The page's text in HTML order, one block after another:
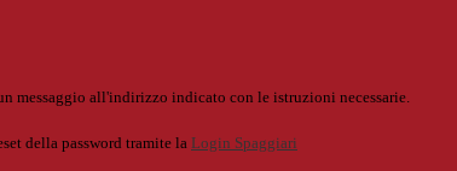
messaggio all'indirizzo indicato con le istruzioni necessarie.
della password tramite la Login Spaggiari